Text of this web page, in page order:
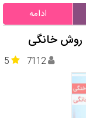
ادامه
روش خانگی
5 7112